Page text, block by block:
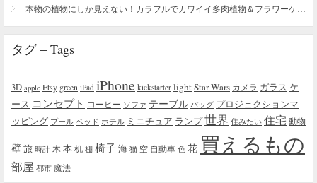
タグ – Tags
3D apple Etsy green iPad iPhone kickstarter lightStar Wars カメラ ガラス ケ
ース コンセプト コーヒー ソファ テーブル バッグ プロジェクションマ
ッピング プール ベッド ホテル ミニチュア ランプ世界 住みたい 住宅 動物
壁旅 時計 木 本机 棚 椅子海 猫 空 自動車 色 花 買えるもの
部屋 都市 魔法